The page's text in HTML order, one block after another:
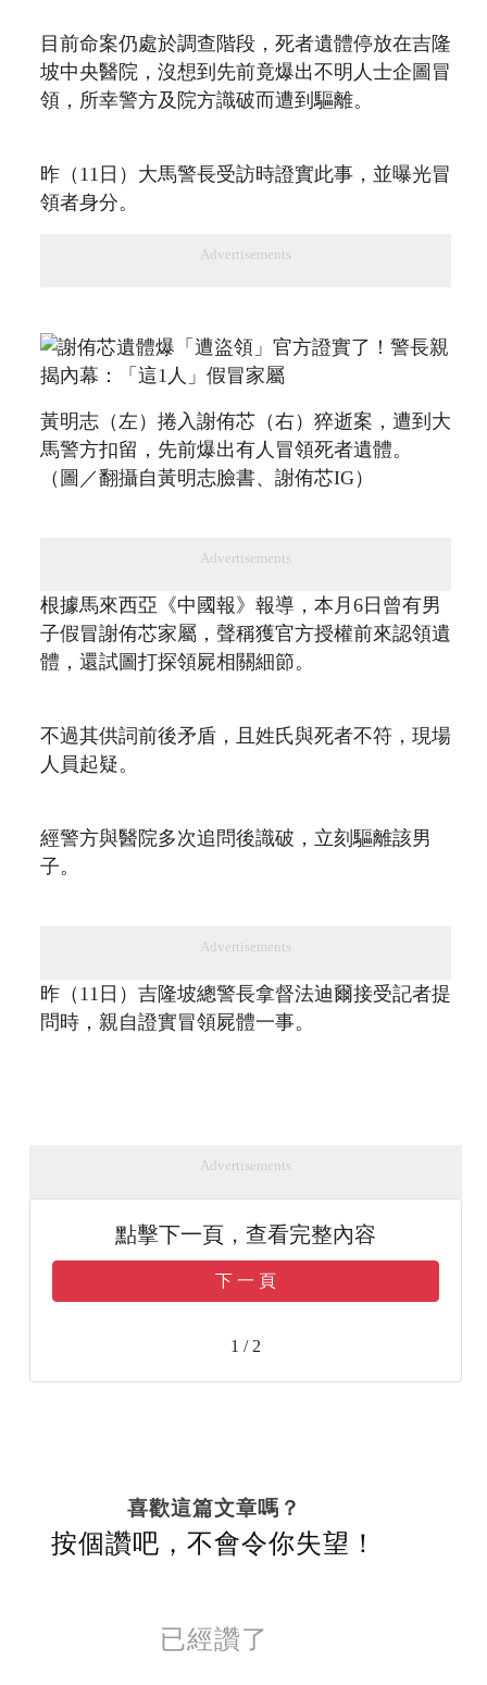
目前命案仍處於調查階段，死者遺體停放在吉隆
坡中央醫院，沒想到先前竟爆出不明人士企圖冒
領，所幸警方及院方識破而遭到驅離。
昨（11日）大馬警長受訪時證實此事，並曝光冒
領者身分。
Advertisements
黃明志（左）捲入謝侑芯（右）猝逝案，遭到大
馬警方扣留，先前爆出有人冒領死者遺體。
（圖／翻攝自黃明志臉書、謝侑芯IG）
Advertisements
根據馬來西亞《中國報》報導，本月6日曾有男
子假冒謝侑芯家屬，聲稱獲官方授權前來認領遺
體，還試圖打探領屍相關細節。
不過其供詞前後矛盾，且姓氏與死者不符，現場
人員起疑。
經警方與醫院多次追問後識破，立刻驅離該男
子。
Advertisements
昨（11日）吉隆坡總警長拿督法迪爾接受記者提
問時，親自證實冒領屍體一事。
Advertisements
點擊下一頁，查看完整內容
下 一 頁
1 / 2
喜歡這篇文章嗎？
按個讚吧，不會令你失望！
已經讚了